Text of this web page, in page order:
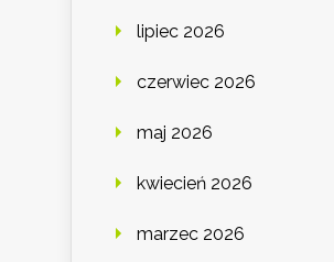
lipiec 2026
czerwiec 2026
maj 2026
kwiecień 2026
marzec 2026